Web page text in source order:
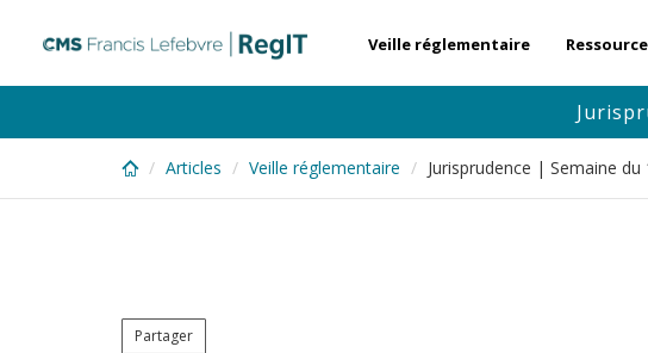
content
Veille réglementaire
Articles Veille réglementaire Jurisprudence | Semaine
Partager